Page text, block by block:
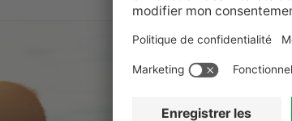
En tant qu'ions, ils sont capables
et donc les impulsions nerveuses dans
la conduction du stimulus dans les cellules
joue un rôle important avec
pour la régulation de la pression